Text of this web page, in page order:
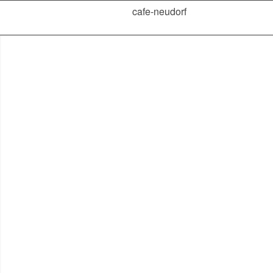
cafe-neudorf